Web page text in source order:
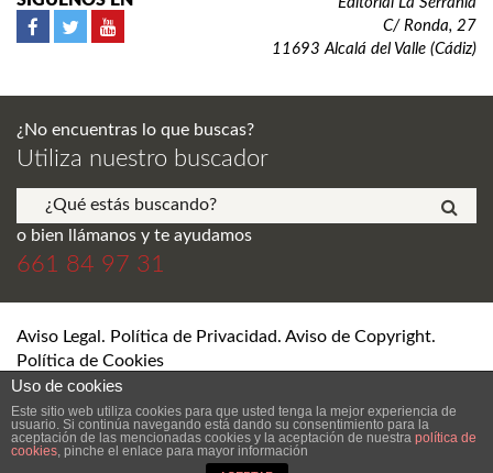
C/ Ronda, 27
11693 Alcalá del Valle (Cádiz)
¿No encuentras lo que buscas?
Utiliza nuestro buscador
o bien llámanos y te ayudamos
661 84 97 31
Aviso Legal. Política de Privacidad. Aviso de Copyright.
Política de Cookies
DESARROLLO Y DISEÑO WEB DE TIENDA ONLINE SEVILLA
RAMÍREZ LERÍA
Uso de cookies
Este sitio web utiliza cookies para que usted tenga la mejor experiencia de
usuario. Si continúa navegando está dando su consentimiento para la
aceptación de las mencionadas cookies y la aceptación de nuestra política de
cookies, pinche el enlace para mayor información